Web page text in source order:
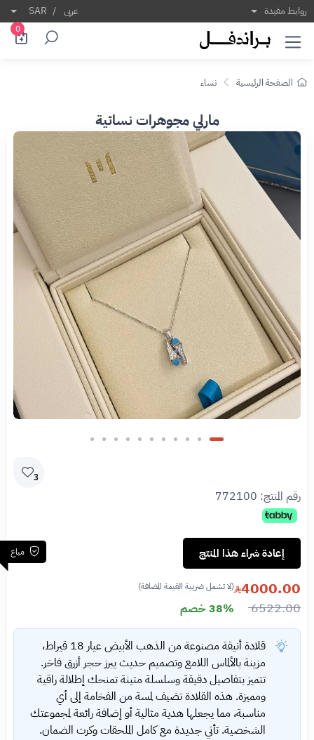
روابط مفيدة عربى /
SAR
0
الصفحة الرئيسية نساء
مارلي مجوهرات نسائية
3
رقم المنتج: 772100
مباع إعادة شراء هذا المنتج
4000.00 (لا تشمل ضريبة القيمة المضافة)
6522.00 38% خصم
قلادة أنيقة مصنوعة من الذهب الأبيض عيار 18 قيراط،
مزينة بالألماس اللامع وتصميم حديث يبرز حجر أزرق فاخر.
تتميز بتفاصيل دقيقة وسلسلة متينة تمنحك إطلالة راقية
ومميزة. هذه القلادة تضيف لمسة من الفخامة إلى أي
مناسبة، مما يجعلها هدية مثالية أو إضافة رائعة لمجموعتك
الشخصية. تأتي جديدة مع كامل الملحقات وكرت الضمان.